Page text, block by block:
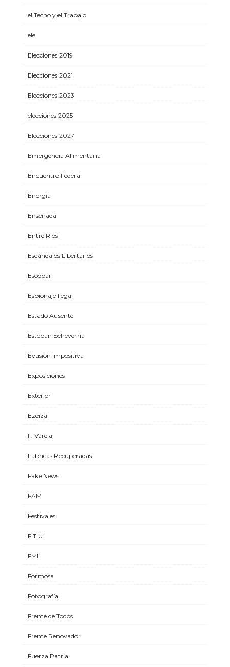
el Techo y el Trabajo
ele
Elecciones 2019
Elecciones 2021
Elecciones 2023
elecciones 2025
Elecciones 2027
Emergencia Alimentaria
Encuentro Federal
Energía
Ensenada
Entre Ríos
Escándalos Libertarios
Escobar
Espionaje Ilegal
Estado Ausente
Esteban Echeverría
Evasión Impositiva
Exposiciones
Exterior
Ezeiza
F. Varela
Fábricas Recuperadas
Fake News
FAM
Festivales
FIT U
FMI
Formosa
Fotografía
Frente de Todos
Frente Renovador
Fuerza Patria